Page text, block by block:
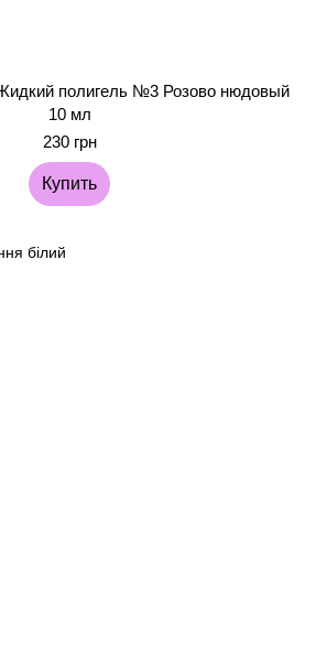
полигель №3 Розово нюдовый
10 мл
230 грн
Купить